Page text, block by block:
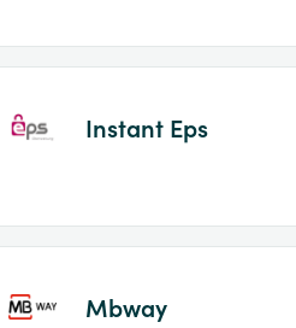
Instant Eps
Mbway